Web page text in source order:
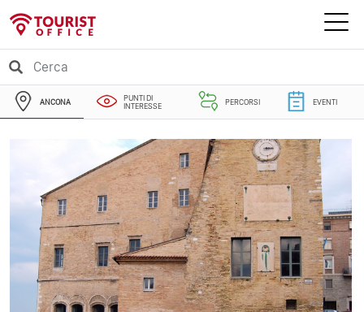
ANCONA
PUNTI DI
INTERESSE
PERCORSI EVENTI